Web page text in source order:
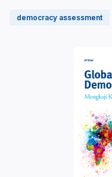
democracy assessment